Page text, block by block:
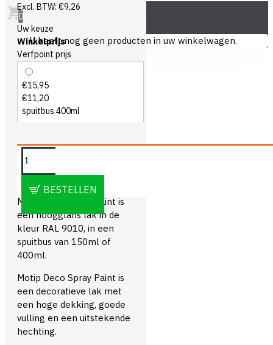
0
U heeft nog geen producten in uw winkelwagen.
Excl. BTW: €9,26
Uw keuze
Winkelprijs
Verfpoint prijs
€15,95
€11,20
spuitbus 400ml
BESTELLEN
OMSCHRIJVING
Motip Deco Spray Paint is
een hoogglans lak in de
kleur RAL 9010, in een
spuitbus van 150ml of
400ml.
Motip Deco Spray Paint is
een decoratieve lak met
een hoge dekking, goede
vulling en een uitstekende
hechting.